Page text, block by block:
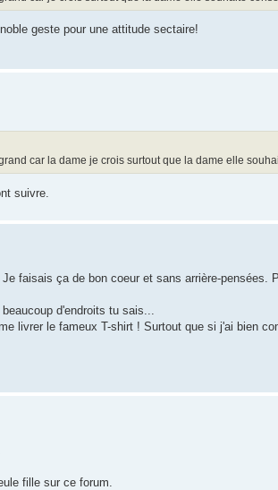
geste pour une attitude sectaire!
car la dame je crois surtout que la dame elle
suivre.
faisais ça de bon coeur et sans arrière-pensées.
d'endroits tu sais...
livrer le fameux T-shirt ! Surtout que si j'ai bien
fille sur ce forum.